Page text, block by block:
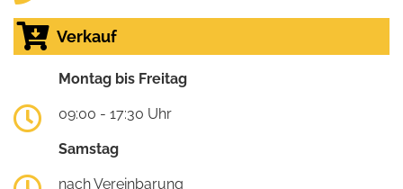
Verkauf
Montag bis Freitag
09:00 - 17:30 Uhr
Samstag
nach Vereinbarung